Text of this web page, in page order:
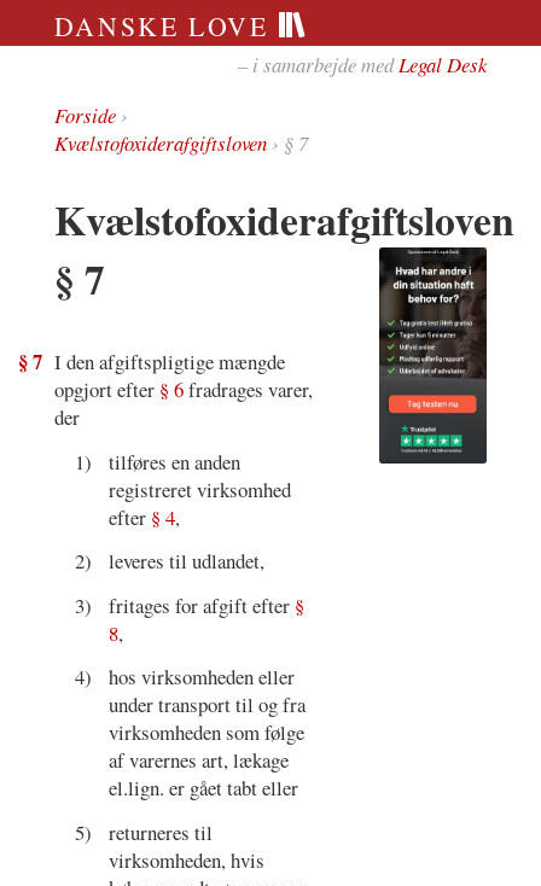
DANSKE LOVE
– i samarbejde medLegal Desk
Forside›
Kvælstofoxiderafgiftsloven› § 7
Kvælstofoxiderafgiftsloven
§ 7
§ 7 I den afgiftspligtige mængde
opgjort efter § 6fradrages varer,
der
1)
tilføres en anden
registreret virksomhed
efter § 4,
2)
leveres til udlandet,
3)
fritages for afgift efter §
8,
4)
hos virksomheden eller
under transport til og fra
virksomheden som følge
af varernes art, lækage
el.lign. er gået tabt eller
5)
returneres til
virksomheden, hvis